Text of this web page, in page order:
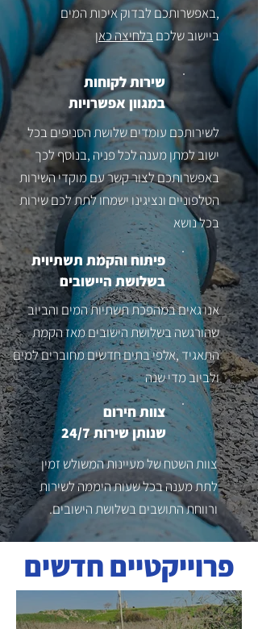
,באפשרותכם לבדוק איכות המים
ביישוב שלכם בלחיצה כאן
שירות לקוחות
במגוון אפשרויות
לשירותכם עומדים שלושת הסניפים בכל
ישוב למתן מענה לכל פניה ,בנוסף לכך
באפשרותכם לצור קשר עם מוקדי השירות
הטלפוניים ונציגינו ישמחו לתת לכם שירות
בכל נושא
פיתוח והקמת תשתיוית
בשלושת היישובים
אנו גאים במהפכת תשתיות המים והביוב
שהורגשה בשלושת הישובים מאז הקמת
התאגיד ,אלפי בתים חדשים מחוברים למים
ולביוב מדי שנה
צוות חירום
שנותן שירות 24/7
צוות השטח של מעיינות המשולש זמין
לתת מענה בכל שעות היממה לשירות
ורווחת התושבים בשלושת הישובים.
פרוייקטיים חדשים